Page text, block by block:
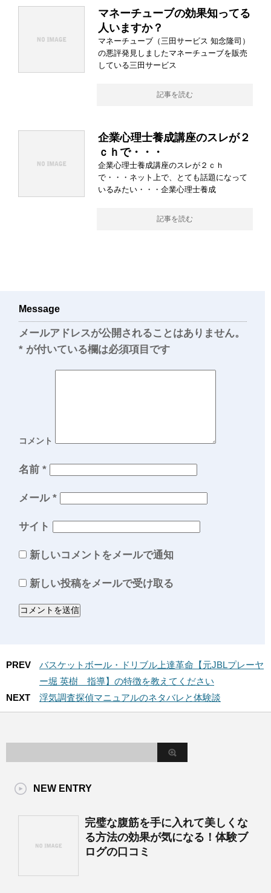
マネーチューブの効果知ってる
人いますか？
マネーチューブ（三田サービス 知念隆司）
の悪評発見しましたマネーチューブを販売
している三田サービス
記事を読む
企業心理士養成講座のスレが２
ｃｈで・・・
企業心理士養成講座のスレが２ｃｈ
で・・・ネット上で、とても話題になって
いるみたい・・・企業心理士養成
記事を読む
Message
メールアドレスが公開されることはありません。
* が付いている欄は必須項目です
コメント
名前 *
メール *
サイト
新しいコメントをメールで通知
新しい投稿をメールで受け取る
PREV
バスケットボール・ドリブル上達革命【元JBLプレーヤ
ー堀 英樹 指導】の特徴を教えてください
NEXT
浮気調査探偵マニュアルのネタバレと体験談
NEW ENTRY
完璧な腹筋を手に入れて美しくな
る方法の効果が気になる！体験ブ
ログの口コミ